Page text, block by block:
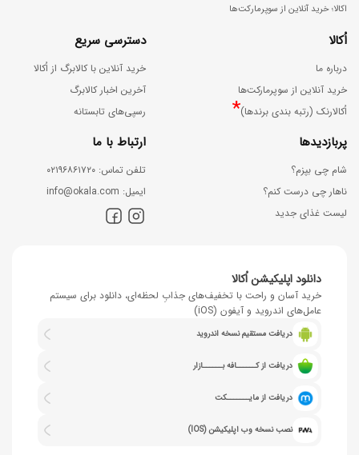
اکالا؛ خرید آنلاین از سوپرمارکت‌ها
اُکالا
درباره ما
خرید آنلاین از سوپرمارکت‌ها
اُکالارنک (رتبه بندی برندها)*
دسترسی سریع
خرید آنلاین با کالابرگ از اُکالا
آخرین اخبار کالابرگ
رسپی‌های تابستانه
پربازدیدها
شام چی بپزم؟
ناهار چی درست کنم؟
لیست غذای جدید
ارتباط با ما
ﺗﻠﻔﻦ ﺗﻤﺎس: ۰۲۱۹۶۸۶۱۷۲۰
اﯾﻤﯿﻞ: info@okala.com
دانلود اپلیکیشن اُکالا
خرید آسان و راحت با تخفیف‌های جذابِ لحظه‌ای، دانلود برای سیستم
عامل‌های اندروید و آیفون (iOS)
دریافت مستقیم نسخه اندروید
دریافت از کــــــافه بــــــازار
دریافت از مایـــــــکت
نصب نسخه وب اپلیکیشن (IOS)